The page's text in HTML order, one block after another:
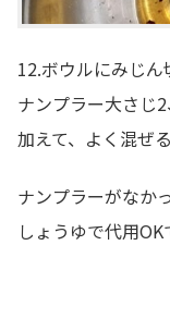
12.ボウルにみじん
ナンプラー大さじ
加えて、よく混ぜる
ナンプラーがなか
しょうゆで代用OK